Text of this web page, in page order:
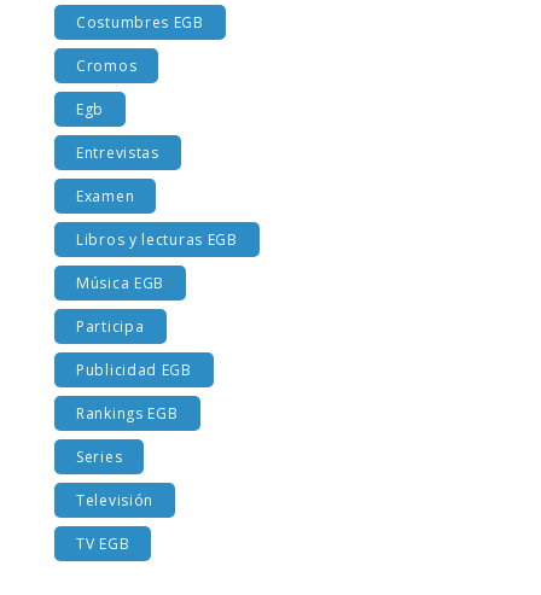
Costumbres EGB
Cromos
Egb
Entrevistas
Examen
Libros y lecturas EGB
Música EGB
Participa
Publicidad EGB
Rankings EGB
Series
Televisión
TV EGB